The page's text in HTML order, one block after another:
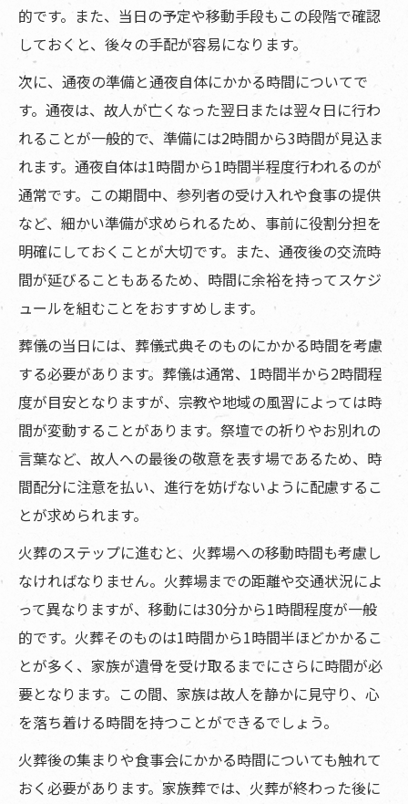
的です。また、当日の予定や移動手段もこの段階で確認
しておくと、後々の手配が容易になります。
次に、通夜の準備と通夜自体にかかる時間についてで
す。通夜は、故人が亡くなった翌日または翌々日に行わ
れることが一般的で、準備には2時間から3時間が見込ま
れます。通夜自体は1時間から1時間半程度行われるのが
通常です。この期間中、参列者の受け入れや食事の提供
など、細かい準備が求められるため、事前に役割分担を
明確にしておくことが大切です。また、通夜後の交流時
間が延びることもあるため、時間に余裕を持ってスケジ
ュールを組むことをおすすめします。
葬儀の当日には、葬儀式典そのものにかかる時間を考慮
する必要があります。葬儀は通常、1時間半から2時間程
度が目安となりますが、宗教や地域の風習によっては時
間が変動することがあります。祭壇での祈りやお別れの
言葉など、故人への最後の敬意を表す場であるため、時
間配分に注意を払い、進行を妨げないように配慮するこ
とが求められます。
火葬のステップに進むと、火葬場への移動時間も考慮し
なければなりません。火葬場までの距離や交通状況によ
って異なりますが、移動には30分から1時間程度が一般
的です。火葬そのものは1時間から1時間半ほどかかるこ
とが多く、家族が遺骨を受け取るまでにさらに時間が必
要となります。この間、家族は故人を静かに見守り、心
を落ち着ける時間を持つことができるでしょう。
火葬後の集まりや食事会にかかる時間についても触れて
おく必要があります。家族葬では、火葬が終わった後に